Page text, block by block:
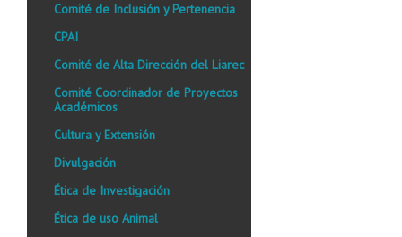
Comité de Inclusión y Pertenencia
CPAI
Comité de Alta Dirección del Liarec
Comité Coordinador de Proyectos
Académicos
Cultura y Extensión
Divulgación
Ética de Investigación
Ética de uso Animal